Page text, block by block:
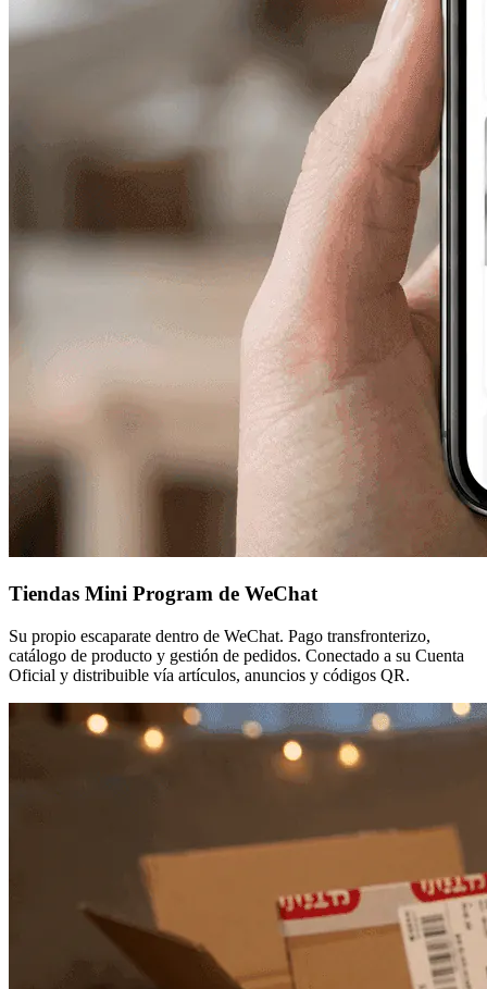
Tiendas Mini Program de WeChat
Su propio escaparate dentro de WeChat. Pago transfronterizo,
catálogo de producto y gestión de pedidos. Conectado a su Cuenta
Oficial y distribuible vía artículos, anuncios y códigos QR.